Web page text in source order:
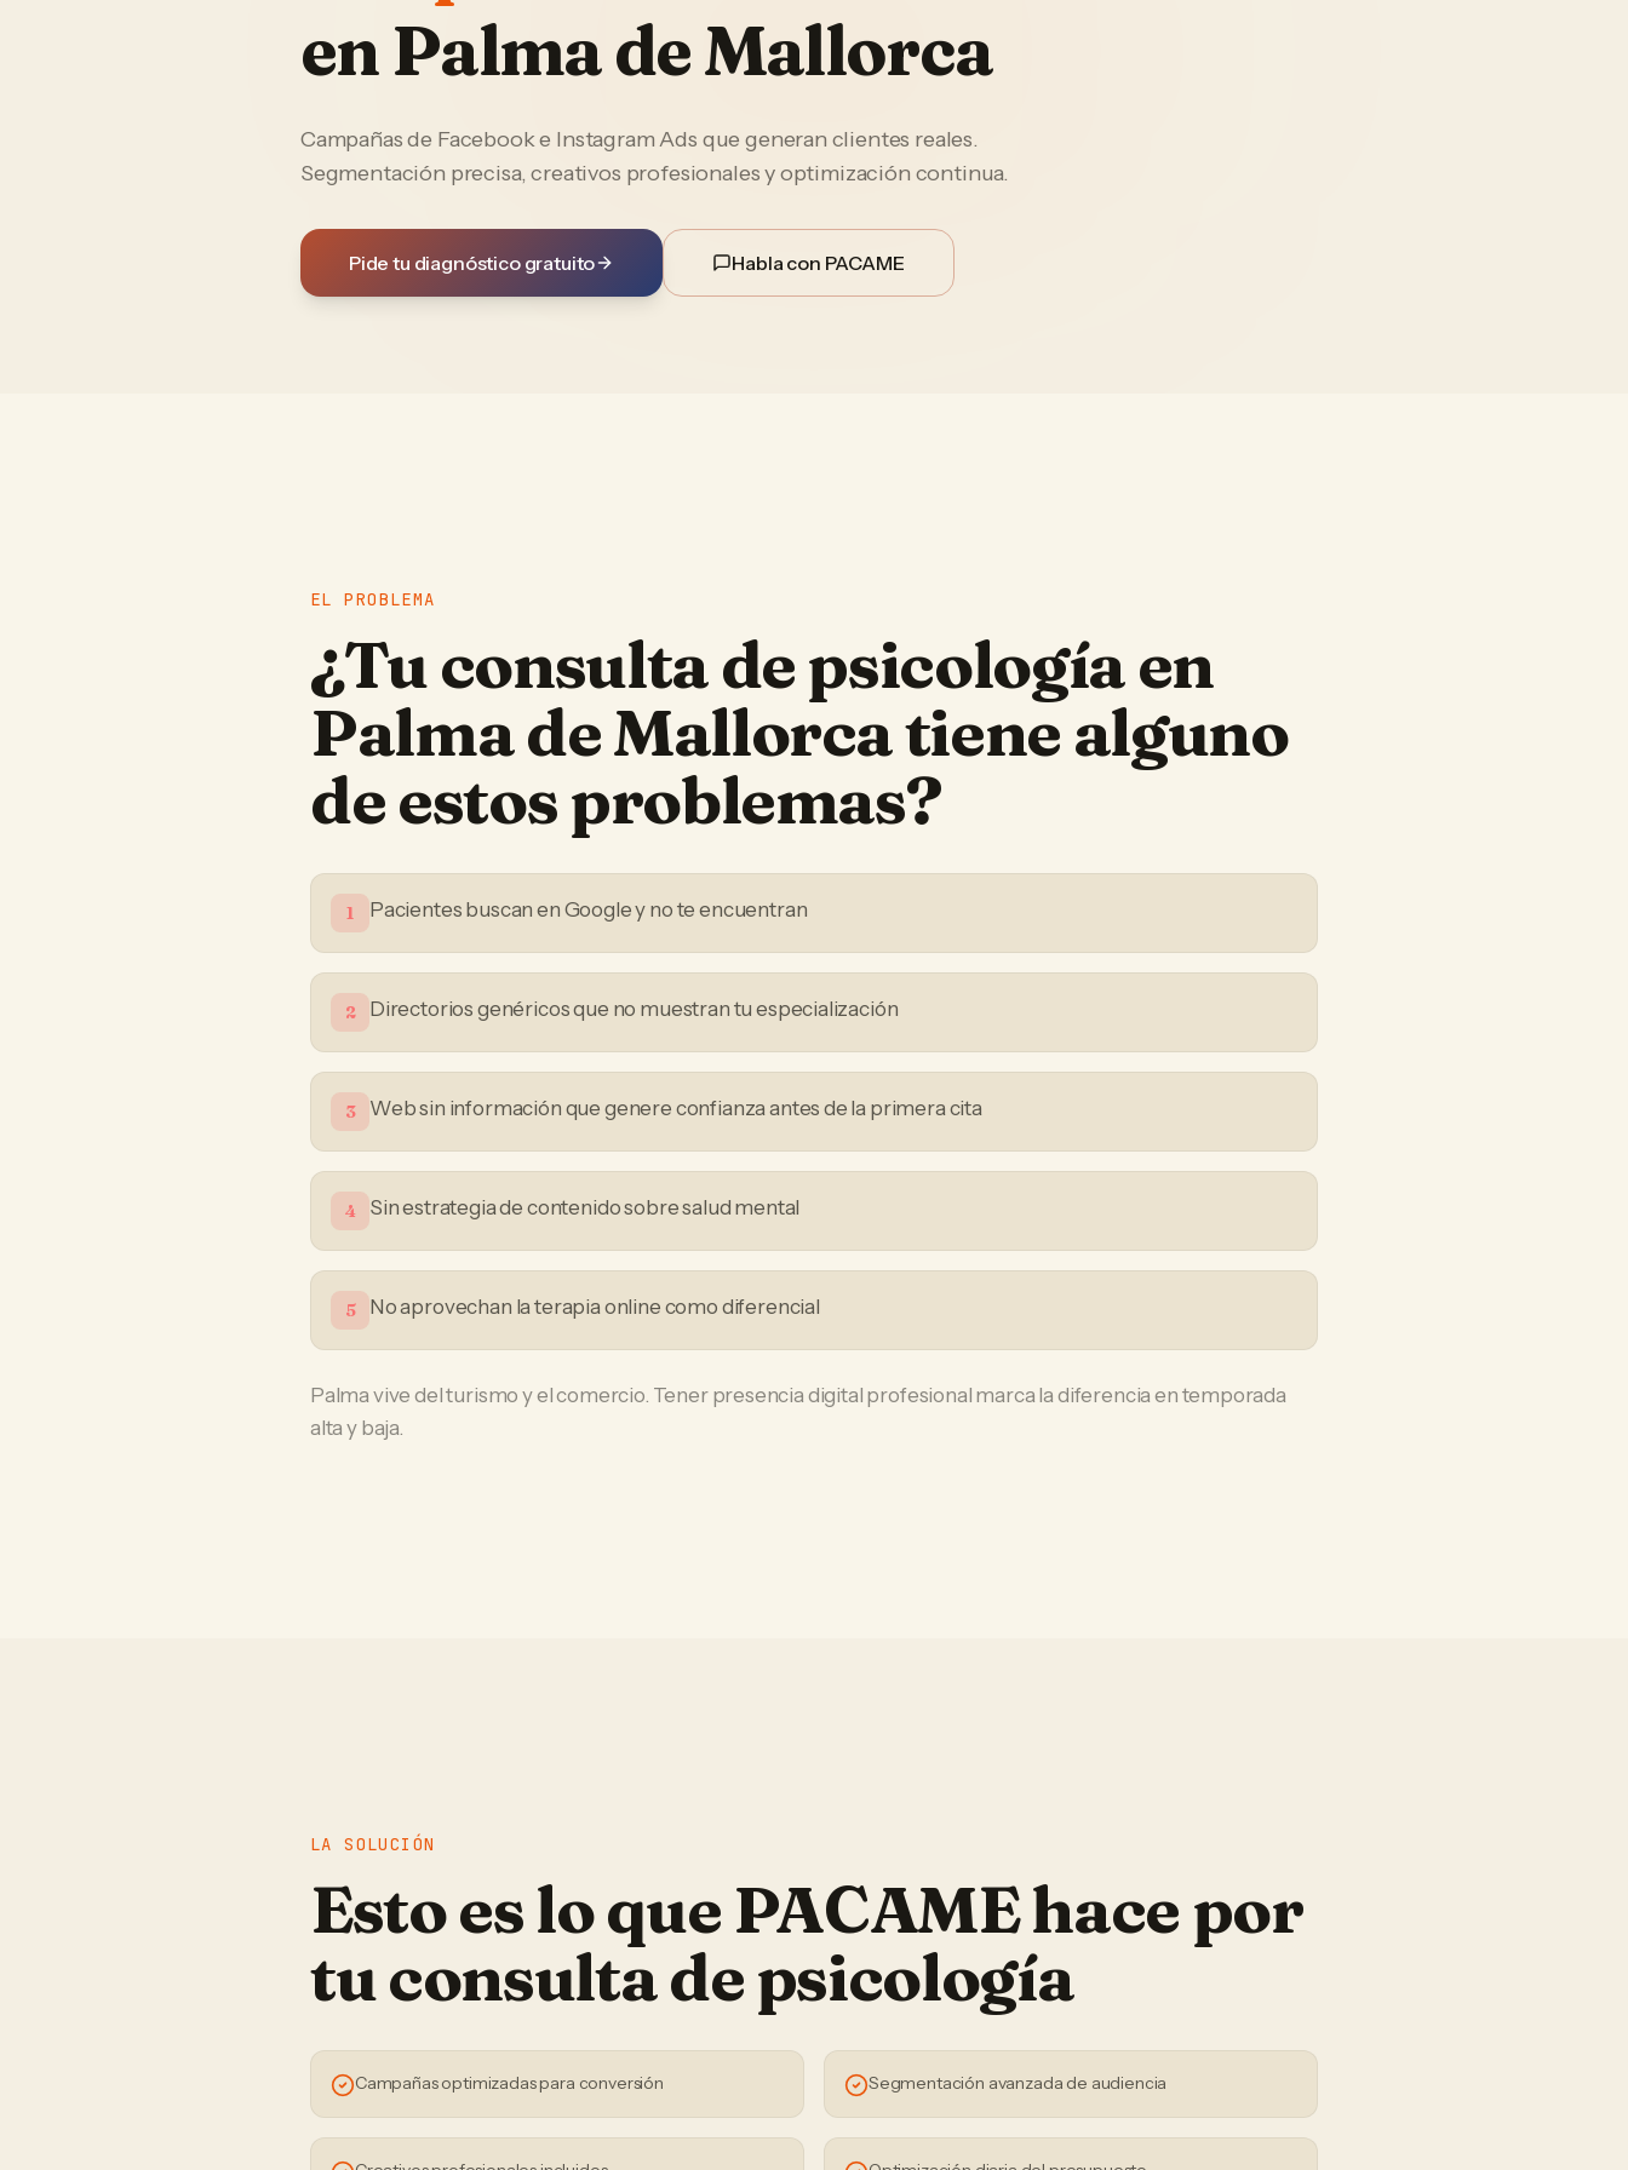
enPalma de Mallorca
Campañas de Facebook e Instagram Ads que generan clientes reales.
Segmentación precisa, creativos profesionales y optimización continua.
Pide tu diagnóstico gratuito Habla con PACAME
EL PROBLEMA
¿Tuconsulta de psicologíaen
Palma de Mallorcatiene alguno
de estos problemas?
1 Pacientes buscan en Google y no te encuentran
2 Directorios genéricos que no muestran tu especialización
3 Web sin información que genere confianza antes de la primera cita
4 Sin estrategia de contenido sobre salud mental
5 No aprovechan la terapia online como diferencial
Palma vive del turismo y el comercio. Tener presencia digital profesional marca la diferencia en temporada
alta y baja.
LA SOLUCIÓN
Esto es lo que PACAME hace por
tuconsulta de psicología
Campañas optimizadas para conversión Segmentación avanzada de audiencia